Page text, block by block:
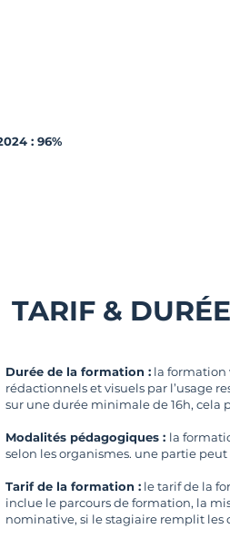
: 96%
TARIF &
Durée de la formation : la formation
rédactionnels et visuels par l’usage
sur une durée minimale de 16h,
Modalités pédagogiques : la
selon les organismes. une partie
Tarif de la formation : le tarif de la
inclue le parcours de formation, la
nominative, si le stagiaire remplit les